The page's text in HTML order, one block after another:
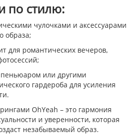
по стилю:
чулочками и аксессуарами
образа;
для романтических вечеров,
или другими
гардероба для усиления
OhYeah – это гармония
и уверенности, которая
незабываемый образ.